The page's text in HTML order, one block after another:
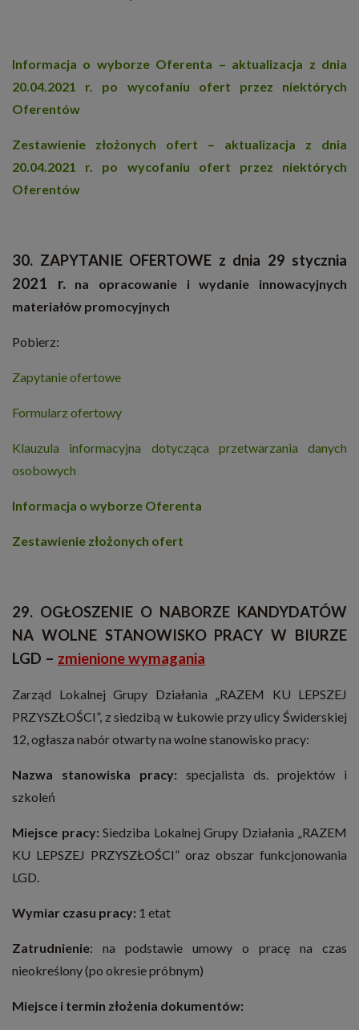
Informacja o wyborze Oferenta – aktualizacja z dnia
20.04.2021 r. po wycofaniu ofert przez niektórych
Oferentów
Zestawienie złożonych ofert – aktualizacja z dnia
20.04.2021 r. po wycofaniu ofert przez niektórych
Oferentów
30. ZAPYTANIE OFERTOWE z dnia 29 stycznia
2021 r.na opracowanie i wydanie innowacyjnych
materiałów promocyjnych
Pobierz:
Zapytanie ofertowe
Formularz ofertowy
Klauzula informacyjna dotycząca przetwarzania danych
osobowych
Informacja o wyborze Oferenta
Zestawienie złożonych ofert
29. OGŁOSZENIE O NABORZE KANDYDATÓW
NA WOLNE STANOWISKO PRACY W BIURZE
LGD – zmienione wymagania
Zarząd Lokalnej Grupy Działania „RAZEM KU LEPSZEJ
PRZYSZŁOŚCI”, z siedzibą w Łukowie przy ulicy Świderskiej
12, ogłasza nabór otwarty na wolne stanowisko pracy:
Nazwa stanowiska pracy: specjalista ds. projektów i
szkoleń
Miejsce pracy: Siedziba Lokalnej Grupy Działania „RAZEM
KU LEPSZEJ PRZYSZŁOŚCI” oraz obszar funkcjonowania
LGD.
Wymiar czasu pracy: 1 etat
Zatrudnienie: na podstawie umowy o pracę na czas
nieokreślony (po okresie próbnym)
Miejsce i termin złożenia dokumentów: